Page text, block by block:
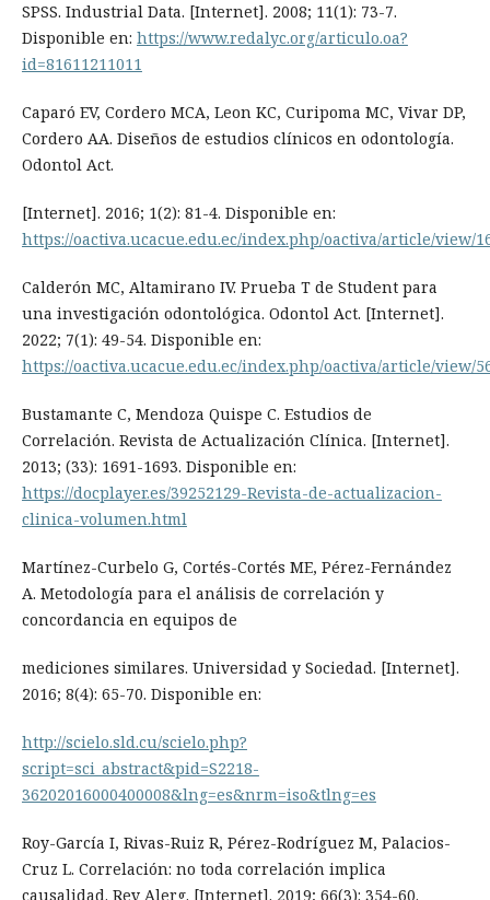
SPSS. Industrial Data. [Internet]. 2008; 11(1): 73-7.
Disponible en: https://www.redalyc.org/articulo.oa?
id=81611211011
Caparó EV, Cordero MCA, Leon KC, Curipoma MC, Vivar DP,
Cordero AA. Diseños de estudios clínicos en odontología.
Odontol Act.
[Internet]. 2016; 1(2): 81-4. Disponible en:
https://oactiva.ucacue.edu.ec/index.php/oactiva/article/view/
Calderón MC, Altamirano IV. Prueba T de Student para
una investigación odontológica. Odontol Act. [Internet].
2022; 7(1): 49-54. Disponible en:
https://oactiva.ucacue.edu.ec/index.php/oactiva/article/view/
Bustamante C, Mendoza Quispe C. Estudios de
Correlación. Revista de Actualización Clínica. [Internet].
2013; (33): 1691-1693. Disponible en:
https://docplayer.es/39252129-Revista-de-actualizacion-
clinica-volumen.html
Martínez-Curbelo G, Cortés-Cortés ME, Pérez-Fernández
A. Metodología para el análisis de correlación y
concordancia en equipos de
mediciones similares. Universidad y Sociedad. [Internet].
2016; 8(4): 65-70. Disponible en:
http://scielo.sld.cu/scielo.php?
script=sci_abstract&pid=S2218-
36202016000400008&lng=es&nrm=iso&tlng=es
Roy-García I, Rivas-Ruiz R, Pérez-Rodríguez M, Palacios-
Cruz L. Correlación: no toda correlación implica
causalidad. Rev Alerg. [Internet]. 2019; 66(3): 354-60.